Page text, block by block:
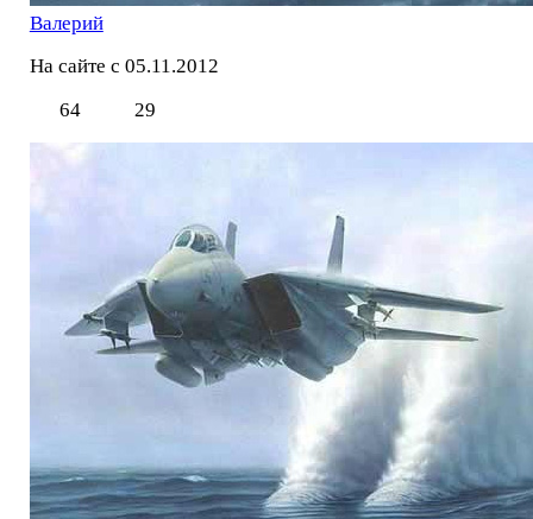
Валерий
На сайте с 05.11.2012
64
29